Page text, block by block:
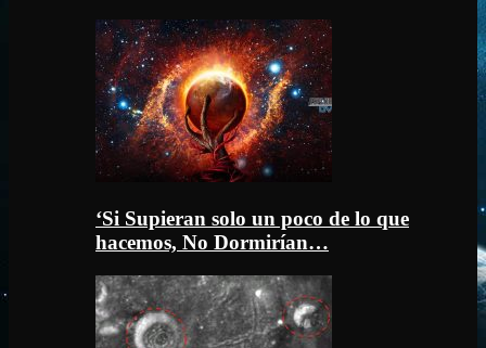
‘Si Supieran solo un poco de lo que
hacemos, No Dormirían…